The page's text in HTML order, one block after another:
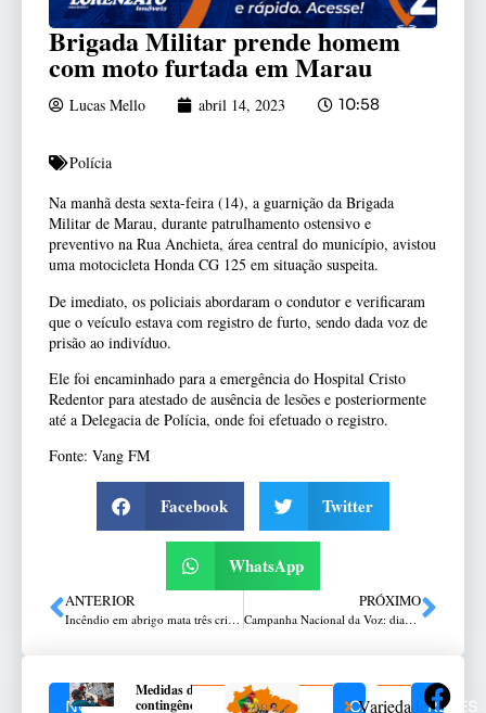
Brigada Militar prende homem
com moto furtada em Marau
Lucas Mello abril 14, 2023 10:58
Polícia
Na manhã desta sexta-feira (14), a guarnição da Brigada
Militar de Marau, durante patrulhamento ostensivo e
preventivo na Rua Anchieta, área central do município, avistou
uma motocicleta Honda CG 125 em situação suspeita.
De imediato, os policiais abordaram o condutor e verificaram
que o veículo estava com registro de furto, sendo dada voz de
prisão ao indivíduo.
Ele foi encaminhado para a emergência do Hospital Cristo
Redentor para atestado de ausência de lesões e posteriormente
até a Delegacia de Polícia, onde foi efetuado o registro.
Fonte: Vang FM
Facebook Twitter
WhatsApp
ANTERIOR
Incêndio em abrigo mata três crianças e uma mulher e deixa 15 feridos no Recife
PRÓXIMO
Campanha Nacional da Voz: diagnóstico precoce continua sendo prioridade
NOTÍCIAS
Medidas de
contingência
CATEGORIAS
VariedadesREDES